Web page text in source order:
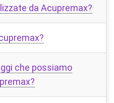
da Acupremax?
che possiamo